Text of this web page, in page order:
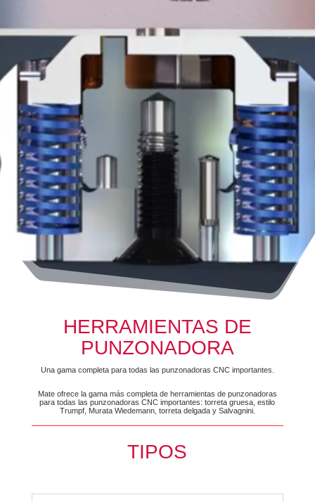
HERRAMIENTAS DE
PUNZONADORA
Una gama completa para todas las punzonadoras CNC importantes.
Mate ofrece la gama más completa de herramientas de punzonadoras
para todas las punzonadoras CNC importantes: torreta gruesa, estilo
Trumpf, Murata Wiedemann, torreta delgada y Salvagnini.
TIPOS